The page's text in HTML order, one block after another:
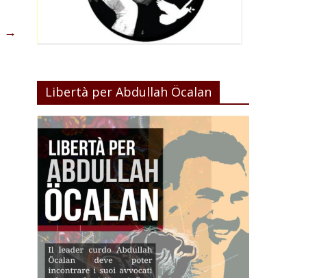
→
Libertà per Abdullah Öcalan